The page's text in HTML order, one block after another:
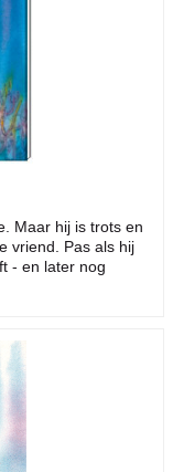
Maar hij is trots en
vriend. Pas als hij
- en later nog